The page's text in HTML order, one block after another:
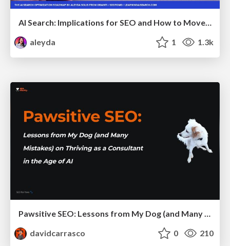
AI Search: Implications for SEO and How to Move Forward - #ShenzhenSEOConference
aleyda
1 1.3k
Pawsitive SEO: Lessons from My Dog (and Many Mistakes) on Thriving as a Consultant in the Age of AI
davidcarrasco
0 210